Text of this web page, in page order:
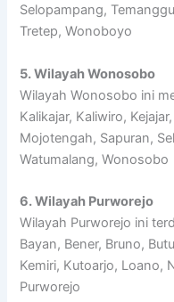
Selopampang,
Tretep, Wonoboyo
5. Wilayah Wonosobo
Wilayah Wonosobo ini
Kalikajar, Kaliwiro,
Mojotengah, Sapuran,
Watumalang, Wonosobo
6. Wilayah Purworejo
Wilayah Purworejo ini
Bayan, Bener, Bruno,
Kemiri, Kutoarjo, Loano,
Purworejo